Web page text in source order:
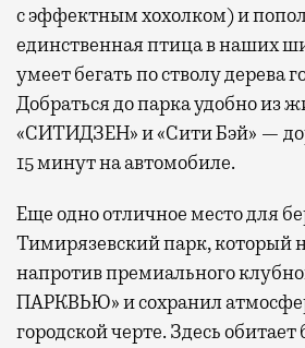
с эффектным хохолком) и
единственная птица в наших
умеет бегать по стволу дерева
Добраться до парка удобно из
«СИТИДЗЕН» и «Сити Бэй» —
15 минут на автомобиле.
Еще одно отличное место для
Тимирязевский парк, который
напротив премиального
ПАРКВЬЮ» и сохранил
городской черте. Здесь обитает